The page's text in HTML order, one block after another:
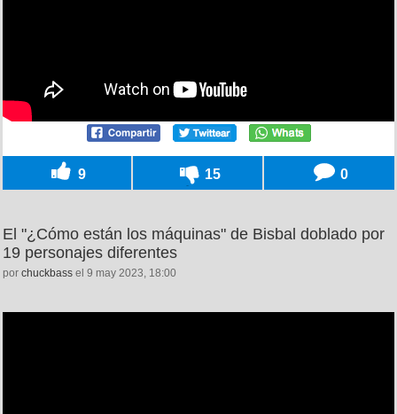
9 15 0
El "¿Cómo están los máquinas" de Bisbal doblado por
19 personajes diferentes
por chuckbass el 9 may 2023, 18:00